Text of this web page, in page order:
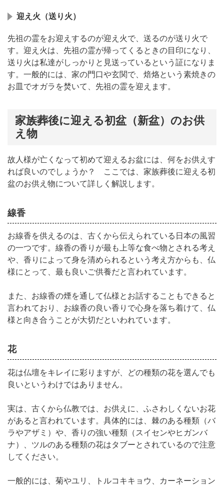
迎え火（送り火）
先祖の霊をお迎えするのが迎え火で、送るのが送り火で
す。迎え火は、先祖の霊が帰ってくるときの目印になり、
送り火は私達がしっかりと見送っているという証になりま
す。一般的には、家の門口や玄関で、焙烙という素焼きの
お皿でオガラを焚いて、先祖の霊を迎えます。
家族葬後に迎える初盆（新盆）のお供
え物
故人様が亡くなって初めて迎えるお盆には、何をお供えす
れば良いのでしょうか？ ここでは、家族葬後に迎える初
盆のお供え物について詳しく解説します。
線香
お線香を供えるのは、古くから伝えられている日本の風習
の一つです。 線香の香りが最も上等な食べ物とされる考え
や、香りによって身を清められるという考え方からも、仏
様にとって、最も良いご供養だと言われています。
また、お線香の煙を通して仏様とお話することもできると
言われており、お線香の良い香りで心身を落ち着けて、仏
様と向き合うことが大切だといわれています。
花
花は仏壇をキレイに彩りますが、どの種類の花を選んでも
良いというわけではありません。
実は、古くから仏教では、お供えに、ふさわしくないお花
があると言われています。具体的には、棘のある種類（バ
ラやアザミ）や、香りの強い種類（スイセンやヒガンバ
ナ）、ツルのある種類の花はタブーとされているので注意
してください。
一般的には、菊やユリ、トルコキキョウ、カーネーション